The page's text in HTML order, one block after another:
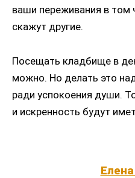
ваши переживания в том
скажут другие.
Посещать кладбище в
можно. Но делать это
ради успокоения души.
и искренность будут